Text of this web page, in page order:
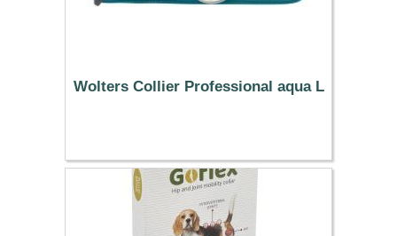
Wolters Collier Professional aqua L
14.19 €